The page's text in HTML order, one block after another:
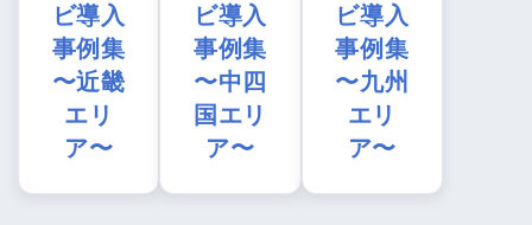
ビ導入
事例集
〜近畿
エリ
ア〜
ビ導入
事例集
〜中四
国エリ
ア〜
ビ導入
事例集
〜九州
エリ
ア〜